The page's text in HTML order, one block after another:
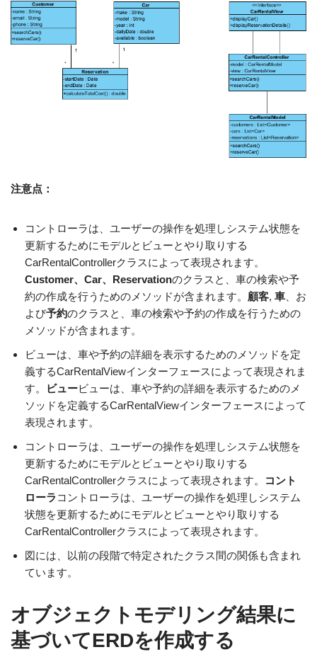
注意点：
コントローラは、ユーザーの操作を処理しシステム状態を
更新するためにモデルとビューとやり取りする
CarRentalControllerクラスによって表現されます。
Customer、Car、Reservationのクラスと、車の検索や予
約の作成を行うためのメソッドが含まれます。 顧客, 車 、お
よび予約のクラスと、車の検索や予約の作成を行うための
メソッドが含まれます。
ビューは、車や予約の詳細を表示するためのメソッドを定
義するCarRentalViewインターフェースによって表現されま
す。
ビュービューは、車や予約の詳細を表示するためのメ
ソッドを定義するCarRentalViewインターフェースによって
表現されます。
コントローラは、ユーザーの操作を処理しシステム状態を
更新するためにモデルとビューとやり取りする
CarRentalControllerクラスによって表現されます。
コント
ローラコントローラは、ユーザーの操作を処理しシステム
状態を更新するためにモデルとビューとやり取りする
CarRentalControllerクラスによって表現されます。
図には、以前の段階で特定されたクラス間の関係も含まれ
ています。
オブジェクトモデリング結果に
基づいてERDを作成する